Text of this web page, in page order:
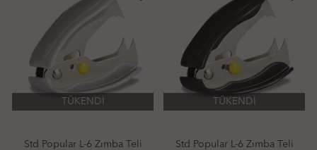
TÜKENDİ
Std Popular L-6 Zımba Teli
TÜKENDİ
Std Popular L-6 Zımba Teli